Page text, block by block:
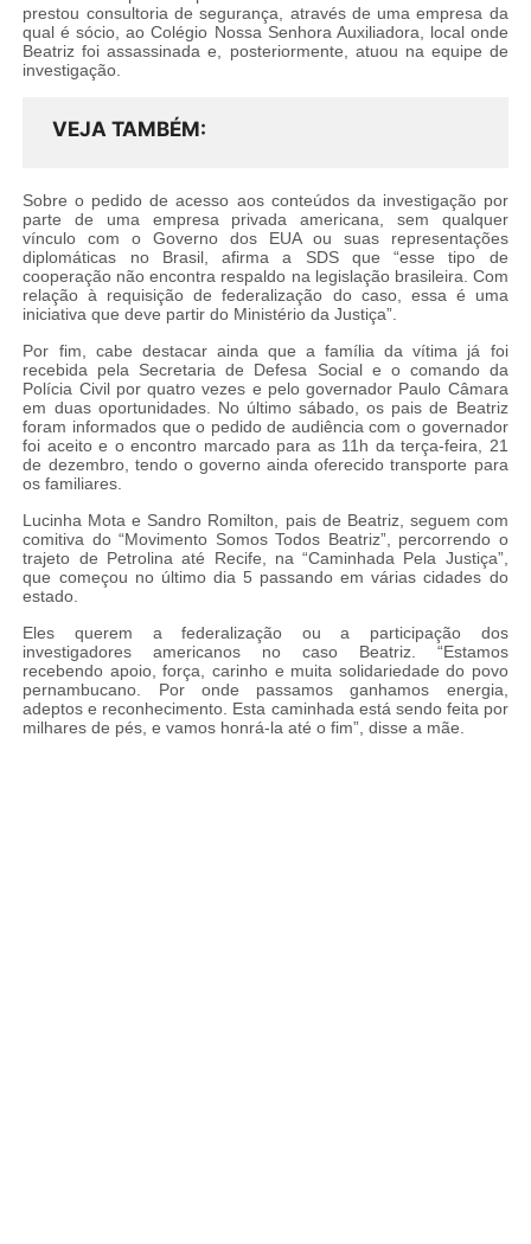
prestou consultoria de segurança, através de uma empresa da
qual é sócio, ao Colégio Nossa Senhora Auxiliadora, local onde
Beatriz foi assassinada e, posteriormente, atuou na equipe de
investigação.
VEJA TAMBÉM
Sobre o pedido de acesso aos conteúdos da investigação por
parte de uma empresa privada americana, sem qualquer
vínculo com o Governo dos EUA ou suas representações
diplomáticas no Brasil, afirma a SDS que “esse tipo de
cooperação não encontra respaldo na legislação brasileira. Com
relação à requisição de federalização do caso, essa é uma
iniciativa que deve partir do Ministério da Justiça”.
Por fim, cabe destacar ainda que a família da vítima já foi
recebida pela Secretaria de Defesa Social e o comando da
Polícia Civil por quatro vezes e pelo governador Paulo Câmara
em duas oportunidades. No último sábado, os pais de Beatriz
foram informados que o pedido de audiência com o governador
foi aceito e o encontro marcado para as 11h da terça-feira, 21
de dezembro, tendo o governo ainda oferecido transporte para
os familiares.
Lucinha Mota e Sandro Romilton, pais de Beatriz, seguem com
comitiva do “Movimento Somos Todos Beatriz”, percorrendo o
trajeto de Petrolina até Recife, na “Caminhada Pela Justiça”,
que começou no último dia 5 passando em várias cidades do
estado.
Eles querem a federalização ou a participação dos
investigadores americanos no caso Beatriz. “Estamos
recebendo apoio, força, carinho e muita solidariedade do povo
pernambucano. Por onde passamos ganhamos energia,
adeptos e reconhecimento. Esta caminhada está sendo feita por
milhares de pés, e vamos honrá-la até o fim”, disse a mãe.